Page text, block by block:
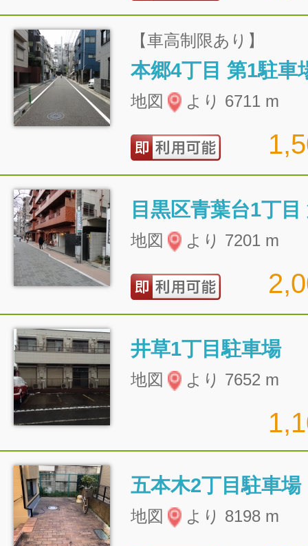
【車高制限あり】
本郷4丁目 第1駐車
地図 より 6711 m
目黒区青葉台1丁
地図 より 7201 m
井草1丁目駐車場
地図 より 7652 m
五本木2丁目駐車場
地図 より 8198 m